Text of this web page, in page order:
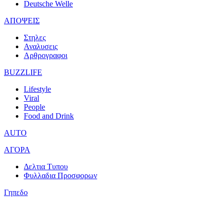
Deutsche Welle
ΑΠΟΨΕΙΣ
Στηλες
Αναλυσεις
Αρθρογραφοι
BUZZLIFE
Lifestyle
Viral
People
Food and Drink
AUTO
ΑΓΟΡΑ
Δελτια Τυπου
Φυλλαδια Προσφορων
Γηπεδο